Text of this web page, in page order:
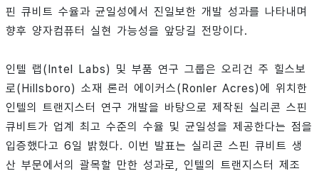
핀 큐비트 수율과 균일성에서 진일보한 개발 성과를 나타내며
향후 양자컴퓨터 실현 가능성을 앞당길 전망이다.
인텔 랩(Intel Labs) 및 부품 연구 그룹은 오리건 주 힐스보
로(Hillsboro) 소재 론러 에이커스(Ronler Acres)에 위치한
인텔의 트랜지스터 연구 개발을 바탕으로 제작된 실리콘 스핀
큐비트가 업계 최고 수준의 수율 및 균일성을 제공한다는 점을
입증했다고 6일 밝혔다. 이번 발표는 실리콘 스핀 큐비트 생
산 부문에서의 괄목할 만한 성과로, 인텔의 트랜지스터 제조